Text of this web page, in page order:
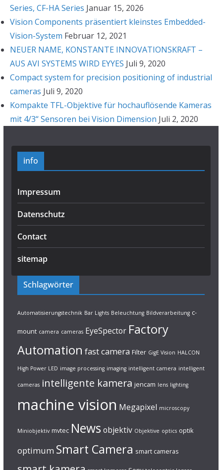
Series, CF-HA Series Januar 15, 2026
Vision Components präsentiert kleinstes Embedded-
Vision-System Februar 12, 2021
NEUER NAME, KONSTANTE INNOVATIONSKRAFT –
AUS AVI SYSTEMS WIRD EYYES Juli 9, 2020
Compact system for precision positioning of industrial
cameras Juli 9, 2020
Kompakte TFL-Objektive für hochauflösende Kameras
mit 4/3“ Sensoren bei Vision Dimension Juli 2, 2020
info
Impressum
Datenschutz
Contact
sitemap
Schlagwörter
Automatisierungstechnik Bar Lights Beleuchtung Bildverarbeitung c-
mount camera cameras EyeSpector Factory
Automation fast camera Filter GigE Vision HALCON
High Power LED image processing imaging intelligent camera intelligent
cameras intelligente kamera jencam lens lighting
machine vision Megapixel microscopy
Miniobjektiv mvtec News objektiv Objektive optics optik
optimum Smart Camera smart cameras